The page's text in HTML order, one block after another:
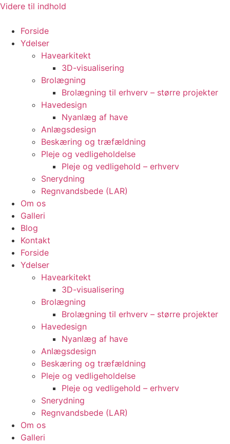
Videre til indhold
Forside
Ydelser
Havearkitekt
3D-visualisering
Brolægning
Brolægning til erhverv – større projekter
Havedesign
Nyanlæg af have
Anlægsdesign
Beskæring og træfældning
Pleje og vedligeholdelse
Pleje og vedligehold – erhverv
Snerydning
Regnvandsbede (LAR)
Om os
Galleri
Blog
Kontakt
Forside
Ydelser
Havearkitekt
3D-visualisering
Brolægning
Brolægning til erhverv – større projekter
Havedesign
Nyanlæg af have
Anlægsdesign
Beskæring og træfældning
Pleje og vedligeholdelse
Pleje og vedligehold – erhverv
Snerydning
Regnvandsbede (LAR)
Om os
Galleri